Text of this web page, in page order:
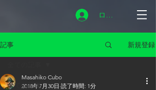
ログイン
記事 新規登録
全ての記事
Masahiko Cubo
2018年7月30日 読了時間: 1分